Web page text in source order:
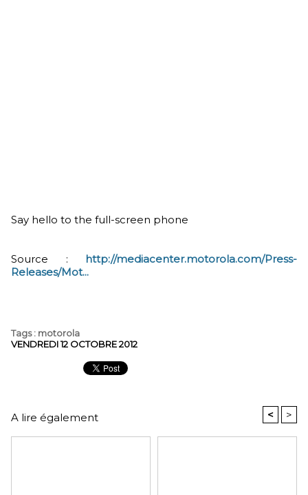
Say hello to the full-screen phone
Source : http://mediacenter.motorola.com/Press-
Releases/Mot...
Tags: motorola
VENDREDI 12 OCTOBRE 2012
A lire également < >